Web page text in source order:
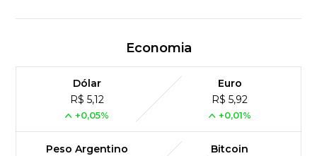
Economia
Dólar
R$ 5,12
+0,05%
Euro
R$ 5,92
+0,01%
Peso Argentino
Bitcoin